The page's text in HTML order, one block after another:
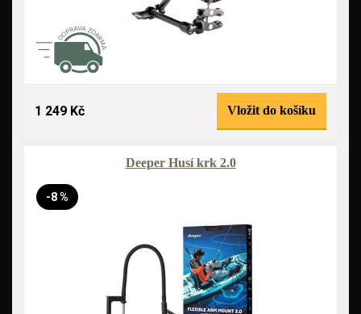
1 249 Kč Vložit do košíku
Deeper Husí krk 2.0
-8 %